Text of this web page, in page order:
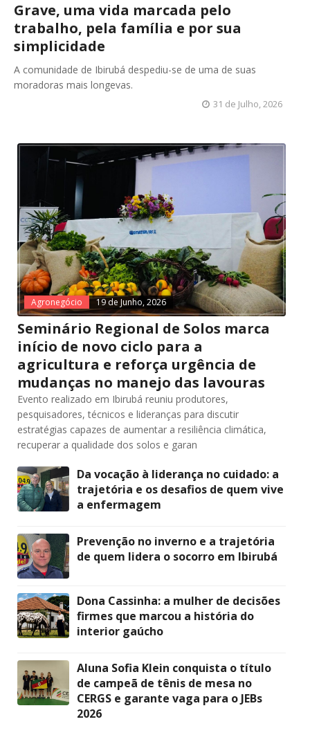
Grave, uma vida marcada pelo
trabalho, pela família e por sua
simplicidade
A comunidade de Ibirubá despediu-se de uma de suas
moradoras mais longevas.
31 de Julho, 2026
Agronegócio 19 de Junho, 2026
Seminário Regional de Solos marca
início de novo ciclo para a
agricultura e reforça urgência de
mudanças no manejo das lavouras
Evento realizado em Ibirubá reuniu produtores,
pesquisadores, técnicos e lideranças para discutir
estratégias capazes de aumentar a resiliência climática,
recuperar a qualidade dos solos e garan
Da vocação à liderança no cuidado: a
trajetória e os desafios de quem vive
a enfermagem
Prevenção no inverno e a trajetória
de quem lidera o socorro em Ibirubá
Dona Cassinha: a mulher de decisões
firmes que marcou a história do
interior gaúcho
Aluna Sofia Klein conquista o título
de campeã de tênis de mesa no
CERGS e garante vaga para o JEBs
2026